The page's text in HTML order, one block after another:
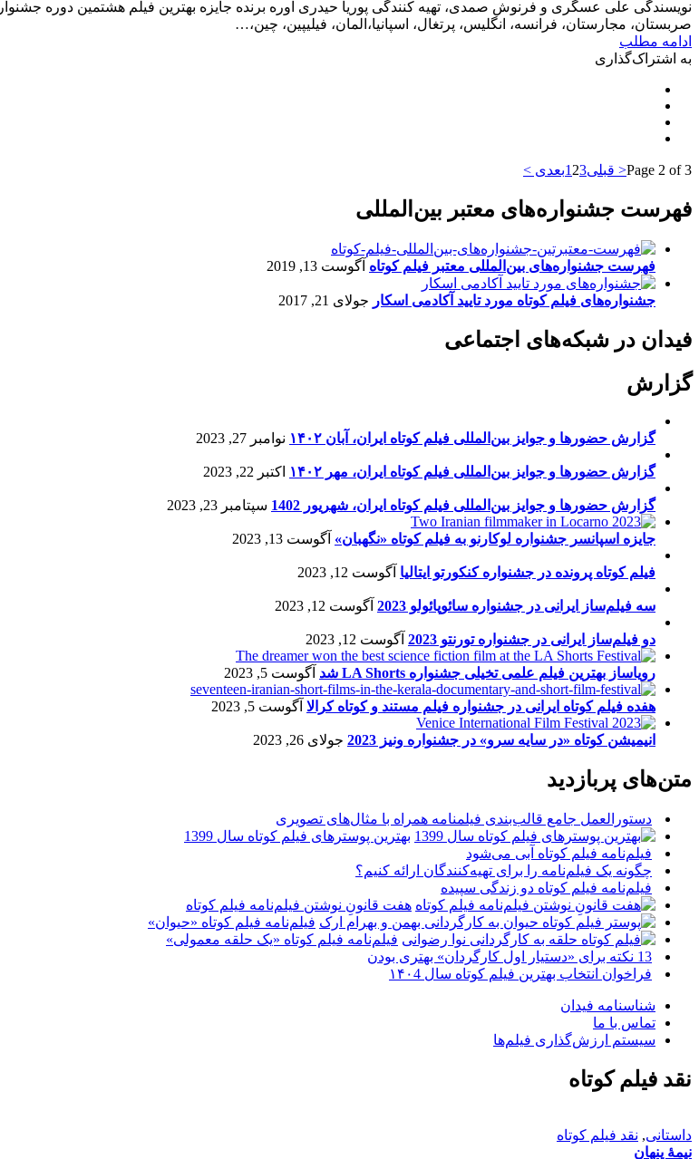
صربستان، مجارستان، فرانسه، انگلیس، پرتغال، اسپانیا،المان، فیلیپین، چین،…
ادامه مطلب
به اشتراک‌گذاری
Page 2 of 3< قبلی 1 23 بعدی >
فهرست جشنواره‌های معتبر بین‌المللی
فهرست جشنواره‌های بین‌المللی معتبر فیلم کوتاه آگوست 13, 2019
جشنواره‌های فیلم کوتاه مورد تایید آکادمی اسکار جولای 21, 2017
فیدان در شبکه‌های اجتماعی
گزارش
گزارش حضورها و جوایز بین‌المللی فیلم کوتاه ایران، آبان ۱۴۰۲ نوامبر 27, 2023
گزارش حضورها و جوایز بین‌المللی فیلم کوتاه ایران، مهر ۱۴۰۲ اکتبر 22, 2023
گزارش حضورها و جوایز بین‌المللی فیلم کوتاه ایران، شهریور 1402 سپتامبر 23, 2023
جایزه اسپانسر جشنواره لوکارنو به فیلم کوتاه «نگهبان» آگوست 13, 2023
فیلم کوتاه پرونده در جشنواره کنکورتو ایتالیا آگوست 12, 2023
سه فیلم‌ساز ایرانی در جشنواره سائوپائولو 2023 آگوست 12, 2023
دو فیلم‌ساز ایرانی در جشنواره تورنتو 2023 آگوست 12, 2023
رویاساز بهترین فیلم علمی تخیلی جشنواره LA Shorts شد آگوست 5, 2023
هفده فیلم کوتاه ایرانی در جشنواره فیلم مستند و کوتاه کرالا آگوست 5, 2023
انیمیشن کوتاه «در سایه سرو» در جشنواره ونیز 2023 جولای 26, 2023
متن‌های پربازدید
دستورالعمل جامع قالب‌بندی فیلمنامه همراه با مثال‌های تصویری
بهترین پوسترهای فیلم کوتاه سال 1399
فیلم‌نامه فیلم کوتاه آبی می‌شود
چگونه یک فیلم‌نامه را برای تهیه‌کنندگان ارائه کنیم؟
فیلم‌نامه فیلم کوتاه دو زندگی سپیده
هفت قانونِ نوشتن فیلم‌نامه فیلم کوتاه
فیلم‌نامه فیلم کوتاه «حیوان»
فیلم‌نامه فیلم کوتاه «یک حلقه معمولی»
13 نکته برای «دستیار اول کارگردان» بهتری بودن
فراخوان انتخاب بهترین فیلم کوتاه سال ۱۴۰4
شناسنامه فیدان
تماس با ما
سیستم ارزش‌گذاری فیلم‌ها
نقد فیلم کوتاه
داستانی, نقد فیلم کوتاه
نیمۀ پنهان